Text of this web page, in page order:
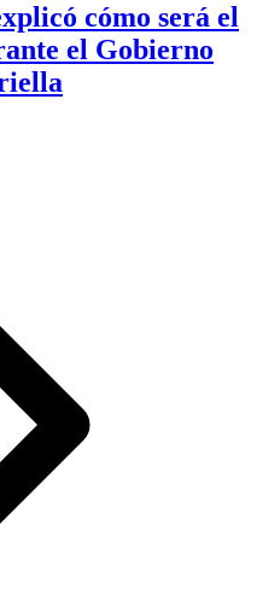
cómo será el
el Gobierno